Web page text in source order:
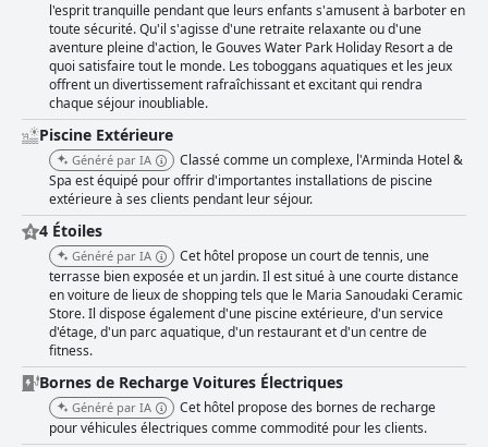
l'esprit tranquille pendant que leurs enfants s'amusent à barboter en
toute sécurité. Qu'il s'agisse d'une retraite relaxante ou d'une
aventure pleine d'action, le Gouves Water Park Holiday Resort a de
quoi satisfaire tout le monde. Les toboggans aquatiques et les jeux
offrent un divertissement rafraîchissant et excitant qui rendra
chaque séjour inoubliable.
Piscine Extérieure
Généré par IA
Classé comme un complexe, l'Arminda Hotel &
Spa est équipé pour offrir d'importantes installations de piscine
extérieure à ses clients pendant leur séjour.
4 Étoiles
Généré par IA
Cet hôtel propose un court de tennis, une
terrasse bien exposée et un jardin. Il est situé à une courte distance
en voiture de lieux de shopping tels que le Maria Sanoudaki Ceramic
Store. Il dispose également d'une piscine extérieure, d'un service
d'étage, d'un parc aquatique, d'un restaurant et d'un centre de
fitness.
Bornes de Recharge Voitures Électriques
Généré par IA
Cet hôtel propose des bornes de recharge
pour véhicules électriques comme commodité pour les clients.